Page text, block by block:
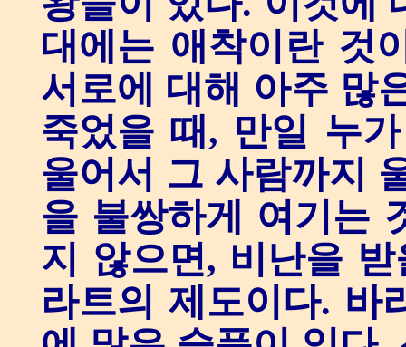
대에는 애착이란 것
서로에 대해 아주 많
죽었을 때, 만일 누
울어서 그 사람까지
을 불쌍하게 여기는
지 않으면, 비난을
라트의 제도이다. 바